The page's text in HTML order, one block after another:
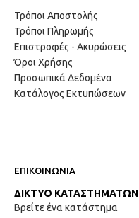
Τρόποι Αποστολής
Τρόποι Πληρωμής
Επιστροφές - Ακυρώσεις
Όροι Χρήσης
Προσωπικά Δεδομένα
Κατάλογος Εκτυπώσεων
ΕΠΙΚΟΙΝΩΝΙΑ
ΔΙΚΤΥΟ ΚΑΤΑΣΤΗΜΑΤΩΝ
Βρείτε ένα κατάστημα